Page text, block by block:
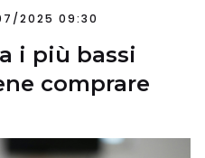
2025 09:30
i più bassi
comprare